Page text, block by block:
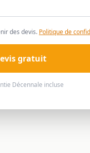
des devis. Politique de
gratuit
Décennale incluse